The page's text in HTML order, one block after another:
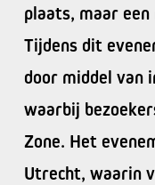
plaats, maar
Tijdens dit
door middel van
waarbij
Zone. Het
Utrecht, waarin